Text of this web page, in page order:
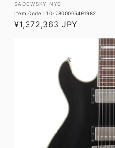
販
売
元:
SADOWSKY NYC
Item Code : 10-2800005491982
通
¥1,372,363 JPY